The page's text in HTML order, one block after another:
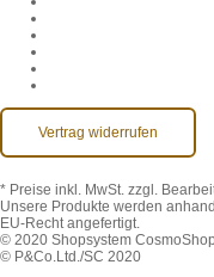
Vertrag widerrufen
* Preise inkl. MwSt. zzgl.
Unsere Produkte werden
EU-Recht angefertigt.
© 2020 Shopsystem
© P&Co.Ltd./SC 2020